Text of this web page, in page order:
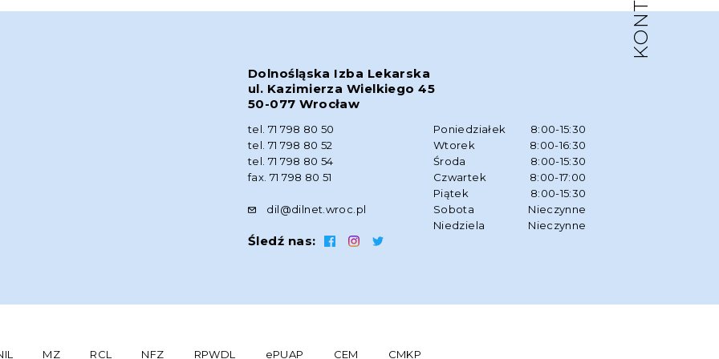
Dolnośląska Izba Lekarska
ul. Kazimierza Wielkiego 45
50-077 Wrocław
tel. 71 798 80 50
tel. 71 798 80 52
tel. 71 798 80 54
fax. 71 798 80 51
dil@dilnet.wroc.pl
Śledź nas:
Poniedziałek
8:00-15:30
Wtorek
8:00-16:30
Środa
8:00-15:30
Czwartek
8:00-17:00
Piątek
8:00-15:30
Sobota
Nieczynne
Niedziela
Nieczynne
MZ RCL NFZ RPWDL ePUAP CEM CMKP